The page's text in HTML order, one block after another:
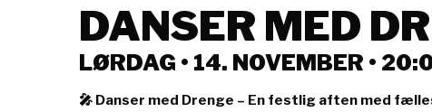
DANSER MED
LØRDAG • 14. NOVEMBER •
🎤 Danser med Drenge – En festlig aften med